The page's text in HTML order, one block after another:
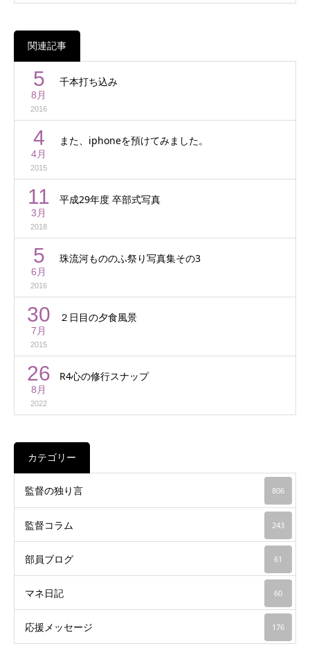
関連記事
5
8月
2016
千本打ち込み
4
4月
2015
また、iphoneを預けてみました。
11
3月
2018
平成29年度 卒部式写真
5
6月
2016
珠流河もののふ祭り写真集その3
30
7月
2015
２日目の夕食風景
26
8月
2022
R4心の修行スナップ
カテゴリー
監督の独り言 806
監督コラム 243
部員ブログ 61
マネ日記 60
応援メッセージ 176